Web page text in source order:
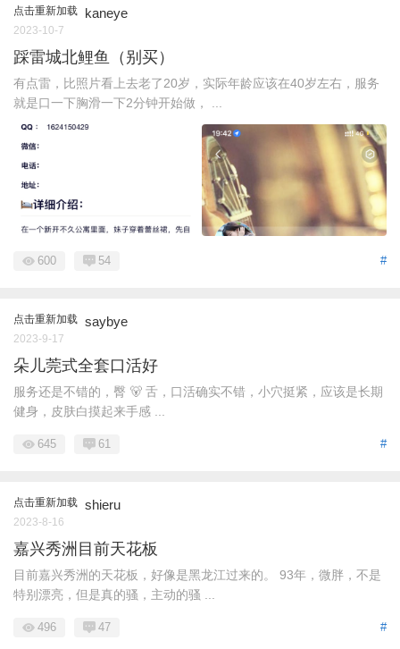
点击重新加载 kaneye
2023-10-7
踩雷城北鲤鱼（别买）
有点雷，比照片看上去老了20岁，实际年龄应该在40岁左右，服务
就是口一下胸滑一下2分钟开始做， ...
#
600 54
点击重新加载 saybye
2023-9-17
朵儿莞式全套口活好
服务还是不错的，臀 🐻 舌，口活确实不错，小穴挺紧，应该是长期
健身，皮肤白摸起来手感 ...
#
645 61
点击重新加载 shieru
2023-8-16
嘉兴秀洲目前天花板
目前嘉兴秀洲的天花板，好像是黑龙江过来的。 93年，微胖，不是
特别漂亮，但是真的骚，主动的骚 ...
#
496 47